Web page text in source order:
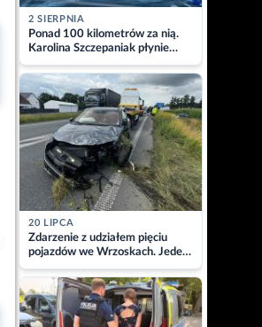
2 SIERPNIA
Ponad 100 kilometrów za nią.
Karolina Szczepaniak płynie
przez Bałtyk dla Piotra.
Aktualizacja
20 LIPCA
Zdarzenie z udziałem pięciu
pojazdów we Wrzoskach. Jeden
z kierowców zabrany w
kajdankach